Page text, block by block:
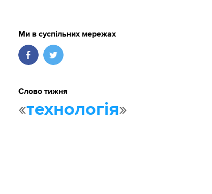
Ми в суспільних мережах
Слово тижня
«технологія»